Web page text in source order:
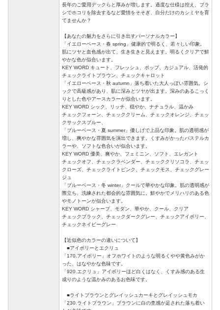
長年のご愛用デックらと厚みが増します。過度な仕様は控え、ブラ
シでホコリを除去するなど愛情をそそぎ、自分だけのカシミヤを育
てませんか？
【あなたの魅力をさらに引き出すパーソナルカラー】
「イエローベース・春 spring」健康的で明るく、若々しい印象。
肌にツヤと血色感が出て、生き生きと見えます。明るくクリアで鮮
やかな色が似合います。
KEY WORD キュート、フレッシュ、ポップ、カジュアル、活発的
チェックライトブラウン、チェックキャロット
「イエローベース・秋 autumn」落ち着いた大人っぽい雰囲気。シ
ックで高級感があり、肌に深みとツヤが出ます。深みのあるこっく
りとした色やアースカラーが似合います。
KEY WORD シック、リッチ、穏やか、ナチュラル、温かみ
チェックフォーン、チェッククリーム、チェックオレンジ、チェッ
クサックスブルー、
「ブルーベース・夏 summer」優しげで上品な印象。肌の透明感が
増し、爽やかな雰囲気を演出できます。くすみがかったパステルカ
ラーや、ソフトな色合いが似合います。
KEY WORD 優美、爽やか、フェミニン、ソフト、エレガント
チェックオフ、チェックラベンダー、チェッククリソコラ、チェッ
クローズ、チェックライトピンク、チェックモス、チェックグレー
ジュ
「ブルーベース・冬 winter」クールで華やかな印象。肌の透明感が
際立ち、洗練された都会的な雰囲気に。鮮やかでメリハリのある色
やモノトーンが似合います。
KEY WORD シャープ、モダン、華やか、クール、クリア
チェックブラック、チェックダークグレー、チェックアイボリー、
チェックネイビーグレー
【近似色のカラーの違いについて】
■アイボリーとエクリュ
「170.アイボリー」オフホワイトのような明るくやや黄色みがか
った、はなやかな色味です。
「920.エクリュ」アイボリーほど白くはなく、くすみ感のある生
成りのような温かみのあるお色味です。
■ライトブラウンとグレイッシュカーキとグレイッシュモカ
「230.ライトブラウン」ブラウンに白の杢感が足された落ち着い